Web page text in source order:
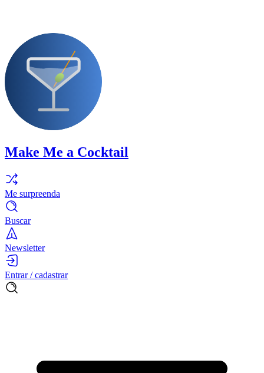
Make Me a Cocktail
Me surpreenda
Buscar
Newsletter
Entrar / cadastrar